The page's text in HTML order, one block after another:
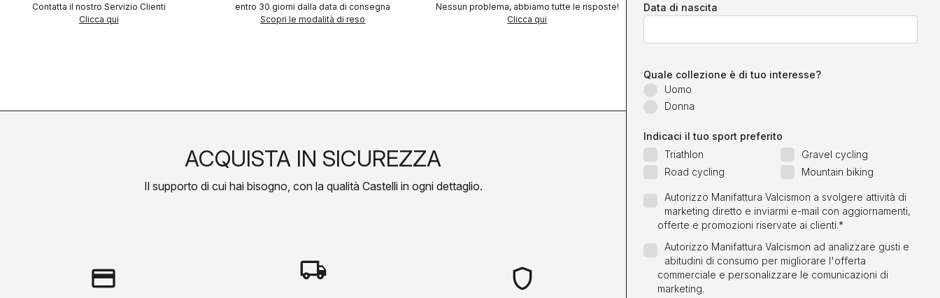
Contatta il nostro Servizio Clienti
Clicca qui
entro 30 giorni dalla data di consegna
Scopri le modalità di reso
Nessun problema, abbiamo tutte le risposte!
Clicca qui
ACQUISTA IN SICUREZZA
Il supporto di cui hai bisogno, con la qualità Castelli in ogni dettaglio.
credit_card local_shipping shield
Data di nascita
Quale collezione è di tuo interesse?
Uomo
Donna
Indicaci il tuo sport preferito
Triathlon
Gravel cycling
Road cycling
Mountain biking
Autorizzo Manifattura Valcismon a svolgere attività di
marketing diretto e inviarmi e-mail con aggiornamenti,
offerte e promozioni riservate ai clienti.*
Autorizzo Manifattura Valcismon ad analizzare gusti e
abitudini di consumo per migliorare l'offerta
commerciale e personalizzare le comunicazioni di
marketing.